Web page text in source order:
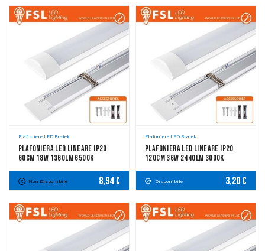
Plafoniere LED Bratek
Plafoniera LED Lineare IP20
60cm 18W 1360LM 6500K
Non Disponibile 8,94 €
Plafoniere LED Bratek
Plafoniera LED Lineare IP20
120cm 36W 2440LM 3000K
Disponibile 3,20 €